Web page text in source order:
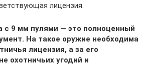
лицензия.
с 9 мм пулями — это полноценный
На такое оружие необходима
лицензия, а за его
охотничьих угодий и